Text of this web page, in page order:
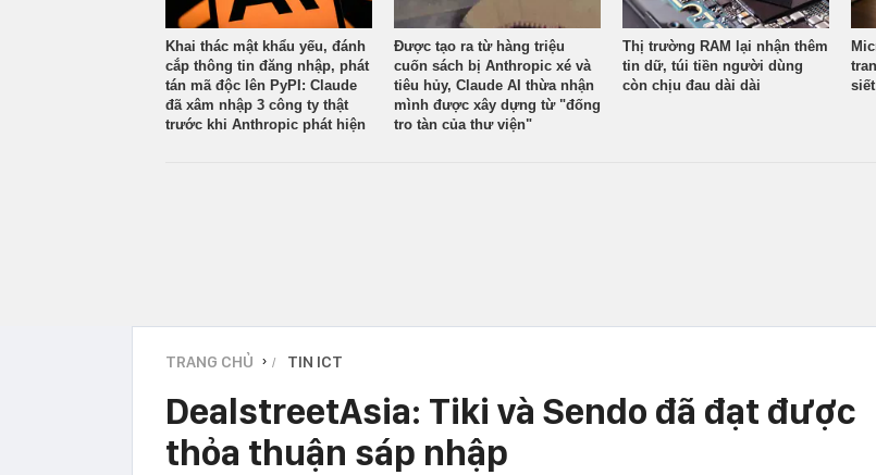
Khai thác mật khẩu yếu, đánh
cắp thông tin đăng nhập, phát
tán mã độc lên PyPI: Claude
đã xâm nhập 3 công ty thật
trước khi Anthropic phát hiện
Được tạo ra từ hàng triệu
cuốn sách bị Anthropic xé và
tiêu hủy, Claude AI thừa nhận
mình được xây dựng từ "đống
tro tàn của thư viện"
Thị trường RAM lại nhận thêm
tin dữ, túi tiền người dùng
còn chịu đau dài dài
TRANG CHỦ › TIN ICT
DealstreetAsia: Tiki và Sendo đã đạt được
thỏa thuận sáp nhập